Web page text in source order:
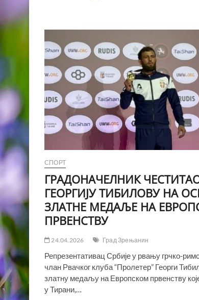
У
УГОСТИЛО
БУДУЋЕ
ТЕХНОЛОГЕ
СПОРТ
ГРАДОНАЧЕЛНИК
ГЕОРГИЈУ ТИБИЛОВУ НА
ЗЛАТНЕ МЕДАЉЕ НА
ПРВЕНСТВУ
24.04.2026 Град Зрењанин
Репрезентативац Србије у рвању грчко-
члан Рвачког клуба “Пролетер” Георги
златну медаљу на Европском првенству
у Тирани,…